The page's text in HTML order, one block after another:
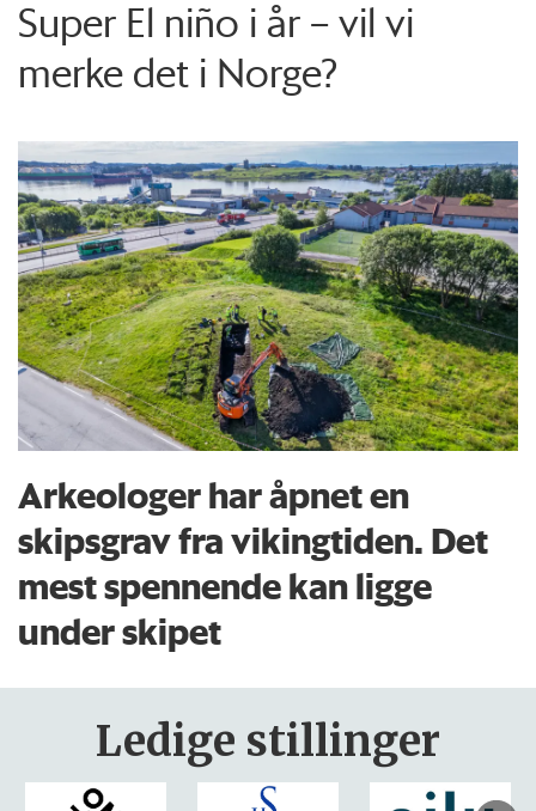
Super El niño i år – vil vi
merke det i Norge?
Arkeologer har åpnet en
skipsgrav fra vikingtiden. Det
mest spennende kan ligge
under skipet
Ledige stillinger